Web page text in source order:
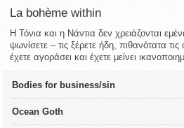
La bohème within
Η Τόνια και η Νάντια δεν χρειάζονται
ψωνίσετε – τις ξέρετε ήδη, πιθανότατα
έχετε αγοράσει και έχετε μείνει
Bodies for business/sin
Ocean Goth